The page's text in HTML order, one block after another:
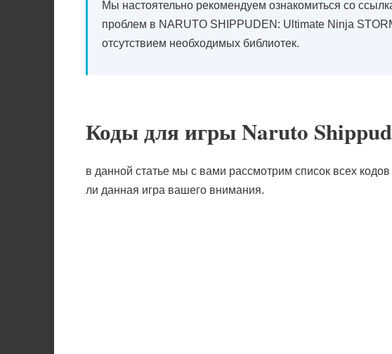
Мы настоятельно рекомендуем ознакомиться со
проблем в NARUTO SHIPPUDEN: Ultimate Ninja
отсутствием необходимых библиотек.
Коды для игры Naruto
в данной статье мы с вами рассмотрим список всех
ли данная игра вашего внимания.